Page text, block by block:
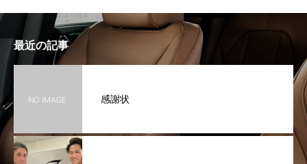
最近の記事
感謝状